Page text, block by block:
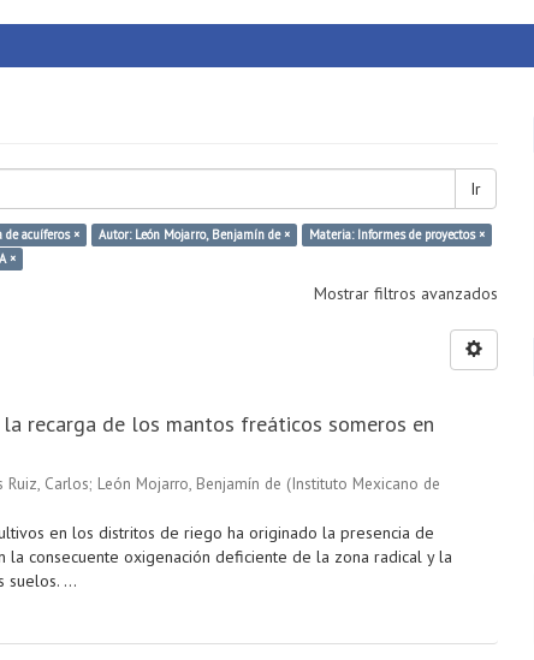
Ir
de acuíferos × Autor: León Mojarro, Benjamín de ×
Materia: Informes de proyectos ×
×
Mostrar filtros avanzados
recarga de los mantos freáticos someros en
Ruiz, Carlos; León Mojarro, Benjamín de (Instituto Mexicano de
en los distritos de riego ha originado la presencia de
la consecuente oxigenación deficiente de la zona radical y la
suelos. ...